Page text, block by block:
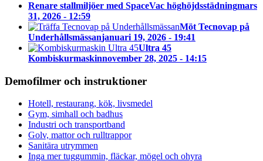
Renare stallmiljöer med SpaceVac höghöjdsstädningmars
31, 2026 - 12:59
Möt Tecnovap på
Underhållsmässanjanuari 19, 2026 - 19:41
Ultra 45
Kombiskurmaskinnovember 28, 2025 - 14:15
Demofilmer och instruktioner
Hotell, restaurang, kök, livsmedel
Gym, simhall och badhus
Industri och transportband
Golv, mattor och rulltrappor
Sanitära utrymmen
Inga mer tuggummin, fläckar, mögel och ohyra